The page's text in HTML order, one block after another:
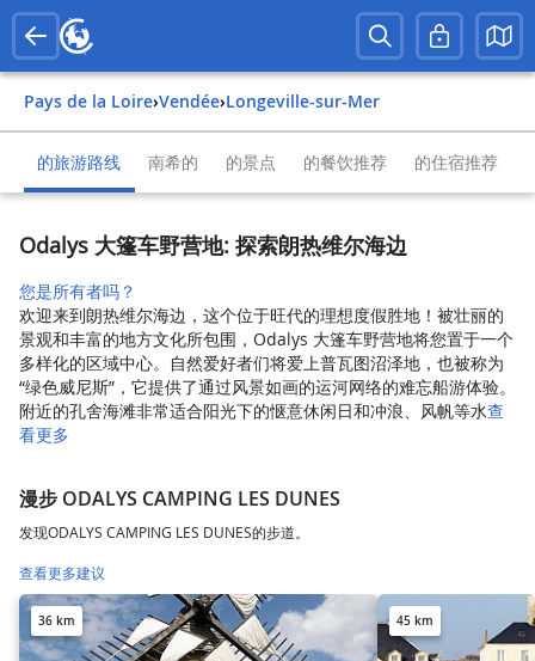
Pays de la Loire› Vendée› Longeville-sur-Mer
的旅游路线 南希的 的景点 的餐饮推荐 的住宿推荐
Odalys 大篷车野营地: 探索朗热维尔海边
您是所有者吗？
欢迎来到朗热维尔海边，这个位于旺代的理想度假胜地！被壮丽的
景观和丰富的地方文化所包围，Odalys 大篷车野营地将您置于一个
多样化的区域中心。自然爱好者们将爱上普瓦图沼泽地，也被称为
“绿色威尼斯”，它提供了通过风景如画的运河网络的难忘船游体验。
附近的孔舍海滩非常适合阳光下的惬意休闲日和冲浪、风帆等水查
看更多
漫步 ODALYS CAMPING LES DUNES
发现ODALYS CAMPING LES DUNES的步道。
查看更多建议
36 km 45 km